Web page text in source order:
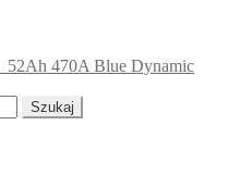
52Ah 470A Blue Dynamic